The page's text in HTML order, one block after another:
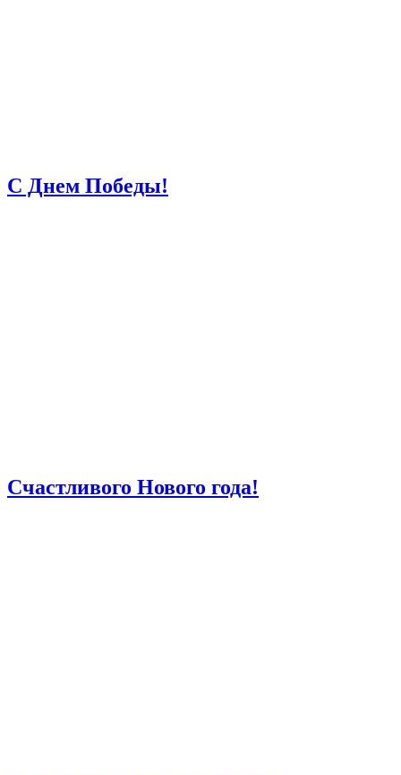
С Днем Победы!
Счастливого Нового года!